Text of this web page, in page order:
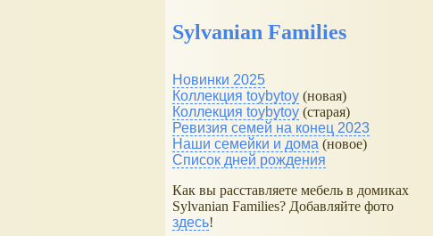
Sylvanian Families
Новинки 2025
Коллекция toybytoy (новая)
Коллекция toybytoy (старая)
Ревизия семей на конец 2023
Наши семейки и дома (новое)
Список дней рождения
Как вы расставляете мебель в домиках
Sylvanian Families? Добавляйте фото
здесь!